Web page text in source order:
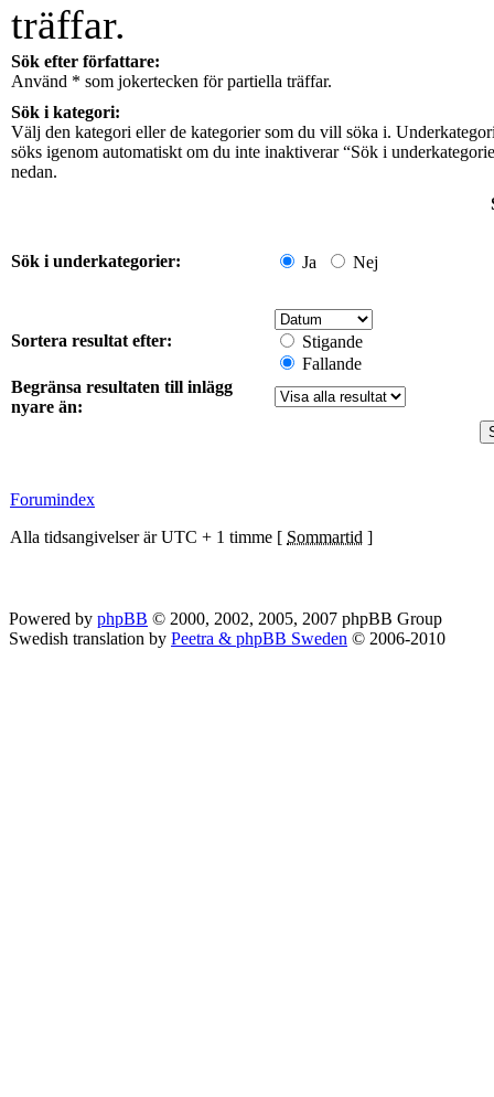
träffar.
Sök efter författare:
Använd * som jokertecken för partiella träffar.
Sök i kategori:
Välj den kategori eller de kategorier som du vill söka i.
söks igenom automatiskt om du inte inaktiverar “Sök i
nedan.
Sök i underkategorier: Ja Nej
Sortera resultat efter:
Stigande
Fallande
Begränsa resultaten till inlägg
nyare än:
Forumindex
Alla tidsangivelser är UTC + 1 timme [ Sommartid ]
Powered by phpBB © 2000, 2002, 2005, 2007 phpBB Group
Swedish translation by Peetra & phpBB Sweden © 2006-2010